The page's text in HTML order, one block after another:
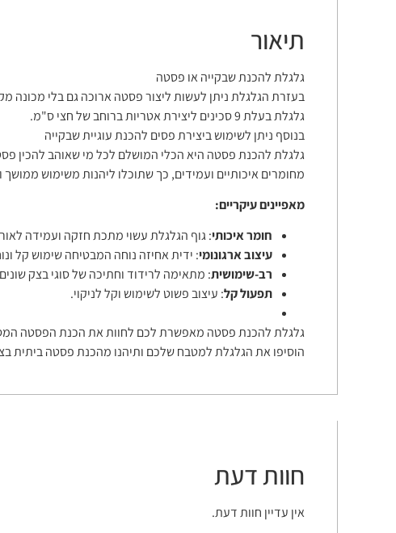
תיאור
גלגלת להכנת שבקייה או פסטה
בעזרת הגלגלת ניתן לעשות ליצור פסטה ארוכה גם בלי מכונה
גלגלת בעלת 9 סכינים ליצירת אטריות ברוחב של חצי ס"מ.
בנוסף ניתן לשימוש ביצירת פסים להכנת עוגיית שבקייה
גלגלת להכנת פסטה היא הכלי המושלם לכל מי שאוהב להכין
מחומרים איכותיים ועמידים, כך שתוכלו ליהנות משימוש ממושך
מאפיינים עיקריים:
חומר איכותי: גוף הגלגלת עשוי מתכת חזקה ועמידה
עיצוב ארגונומי: ידית אחיזה נוחה המבטיחה שימוש קל
רב-שימושית: מתאימה לרידוד וחתיכה של סוגי בצק
תפעול קל: עיצוב פשוט לשימוש וקל לניקוי.
גלגלת להכנת פסטה מאפשרת לכם לחוות את הכנת הפסטה
הוסיפו את הגלגלת למטבח שלכם ותיהנו מהכנת פסטה ביתית
חוות דעת
אין עדיין חוות דעת.